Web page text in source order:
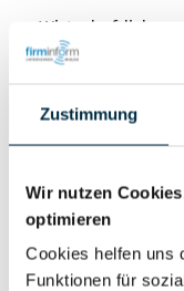
Zustimmung
Wir nutzen
optimieren
Cookies helfen uns
Funktionen für
Wirtschaftlich
Berechtigter